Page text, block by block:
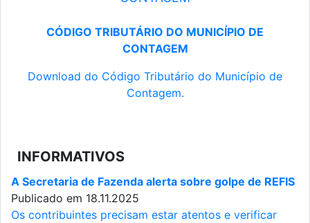
CÓDIGO TRIBUTÁRIO DO MUNICÍPIO DE
CONTAGEM
Download do Código Tributário do Município de
Contagem.
INFORMATIVOS
A Secretaria de Fazenda alerta sobre golpe de REFIS
Publicado em 18.11.2025
Os contribuintes precisam estar atentos e verificar